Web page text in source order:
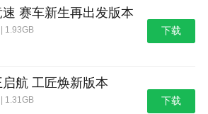
速 赛车新生再出发版本
1.93GB 下载
航 工匠焕新版本
1.31GB 下载